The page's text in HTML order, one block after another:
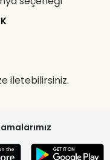
iletebilirsiniz.